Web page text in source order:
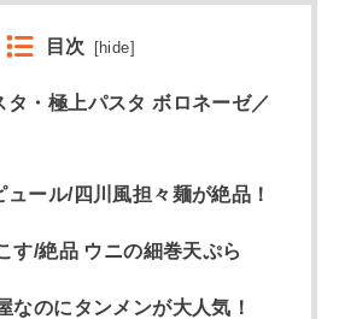
目次 [hide]
タ・極上パスタ ボロネーゼ／
ュール/四川風担々麺が絶品！
す/絶品 ウニの細巻天ぷら
なのにタンメンが大人気！